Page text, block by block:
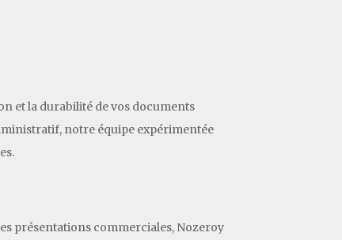
et la durabilité de vos documents
notre équipe expérimentée
présentations commerciales, Nozeroy